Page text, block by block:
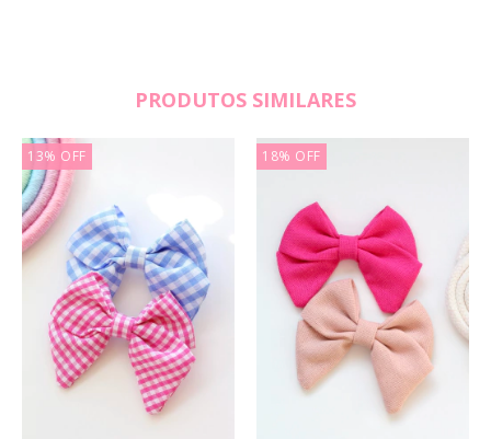
PRODUTOS SIMILARES
13% OFF 18% OFF